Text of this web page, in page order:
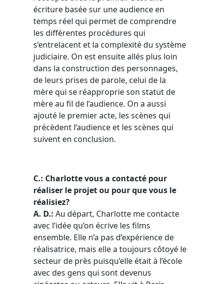
écriture basée sur une audience en
temps réel qui permet de comprendre
les différentes procédures qui
s’entrelacent et la complexité du système
judiciaire. On est ensuite allés plus loin
dans la construction des personnages,
de leurs prises de parole, celui de la
mère qui se réapproprie son statut de
mère au fil de l’audience. On a aussi
ajouté le premier acte, les scènes qui
précèdent l’audience et les scènes qui
suivent en conclusion.
C.: Charlotte vous a contacté pour
réaliser le projet ou pour que vous le
réalisiez?
A. D.: Au départ, Charlotte me contacte
avec l’idée qu’on écrive les films
ensemble. Elle n’a pas d’expérience de
réalisatrice, mais elle a toujours côtoyé le
secteur de près puisqu’elle était à l’école
avec des gens qui sont devenus